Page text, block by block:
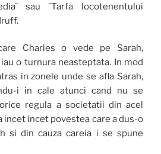
sau ¨Tarfa locotenentului
Charles o vede pe Sarah,
o turnura neasteptata. In mod
in zonele unde se afla Sarah,
i in cale atunci cand nu se
regula a societatii din acel
incet incet povestea care a dus-o
si din cauza careia i se spune